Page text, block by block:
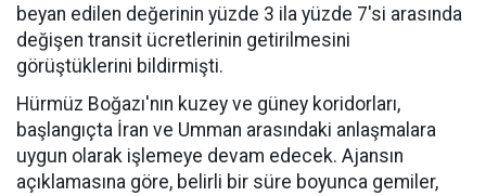
beyan edilen değerinin yüzde 3 ila yüzde 7'si arasında
değişen transit ücretlerinin getirilmesini
görüştüklerini bildirmişti.
Hürmüz Boğazı'nın kuzey ve güney koridorları,
başlangıçta İran ve Umman arasındaki anlaşmalara
uygun olarak işlemeye devam edecek. Ajansın
açıklamasına göre, belirli bir süre boyunca gemiler,